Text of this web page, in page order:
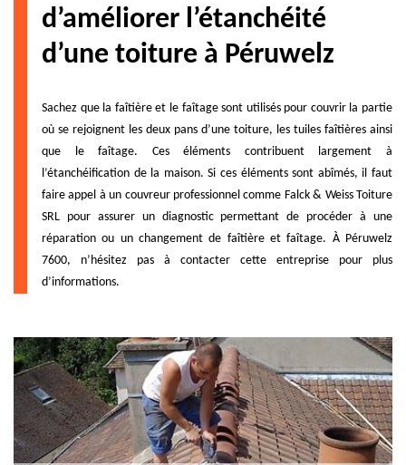
d’améliorer l’étanchéité
d’une toiture à Péruwelz
Sachez que la faîtière et le faîtage sont utilisés pour couvrir la partie
où se rejoignent les deux pans d’une toiture, les tuiles faîtières ainsi
que le faîtage. Ces éléments contribuent largement à
l’étanchéification de la maison. Si ces éléments sont abîmés, il faut
faire appel à un couvreur professionnel comme Falck & Weiss Toiture
SRL pour assurer un diagnostic permettant de procéder à une
réparation ou un changement de faîtière et faîtage. À Péruwelz
7600, n’hésitez pas à contacter cette entreprise pour plus
d’informations.